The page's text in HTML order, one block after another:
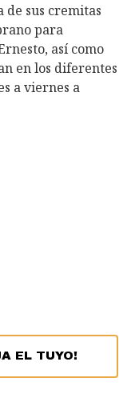
de sus cremitas
para
así como
en los diferentes
a viernes a
EL TUYO!